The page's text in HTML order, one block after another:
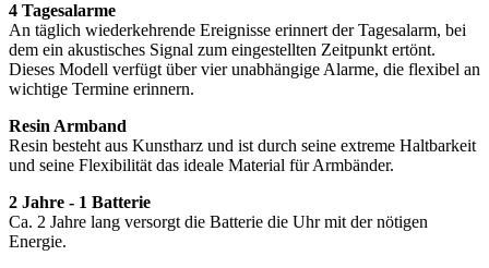
4 Tagesalarme
An täglich wiederkehrende Ereignisse erinnert der Tagesalarm, bei
dem ein akustisches Signal zum eingestellten Zeitpunkt ertönt.
Dieses Modell verfügt über vier unabhängige Alarme, die flexibel an
wichtige Termine erinnern.
Resin Armband
Resin besteht aus Kunstharz und ist durch seine extreme Haltbarkeit
und seine Flexibilität das ideale Material für Armbänder.
2 Jahre - 1 Batterie
Ca. 2 Jahre lang versorgt die Batterie die Uhr mit der nötigen
Energie.